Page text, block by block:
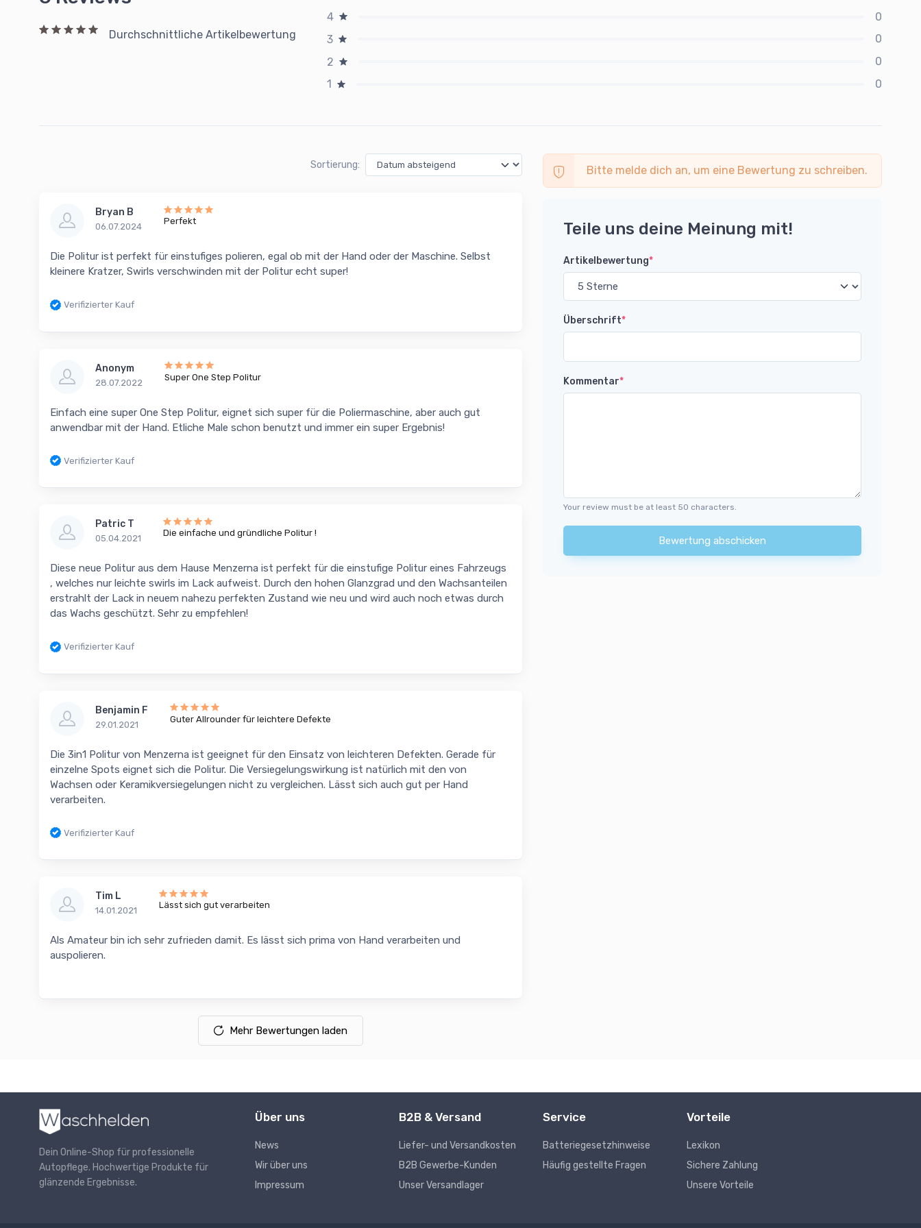
Durchschnittliche Artikelbewertung
4
0
3
0
2
0
1
0
Sortierung:
Bryan B
06.07.2024
Perfekt
Die Politur ist perfekt für einstufiges polieren, egal ob mit der Hand oder der Maschine. Selbst
kleinere Kratzer, Swirls verschwinden mit der Politur echt super!
Verifizierter Kauf
Anonym
28.07.2022
Super One Step Politur
Einfach eine super One Step Politur, eignet sich super für die Poliermaschine, aber auch gut
anwendbar mit der Hand. Etliche Male schon benutzt und immer ein super Ergebnis!
Verifizierter Kauf
Patric T
05.04.2021
Die einfache und gründliche Politur !
Diese neue Politur aus dem Hause Menzerna ist perfekt für die einstufige Politur eines Fahrzeugs
, welches nur leichte swirls im Lack aufweist. Durch den hohen Glanzgrad und den Wachsanteilen
erstrahlt der Lack in neuem nahezu perfekten Zustand wie neu und wird auch noch etwas durch
das Wachs geschützt. Sehr zu empfehlen!
Verifizierter Kauf
Benjamin F
29.01.2021
Guter Allrounder für leichtere Defekte
Die 3in1 Politur von Menzerna ist geeignet für den Einsatz von leichteren Defekten. Gerade für
einzelne Spots eignet sich die Politur. Die Versiegelungswirkung ist natürlich mit den von
Wachsen oder Keramikversiegelungen nicht zu vergleichen. Lässt sich auch gut per Hand
verarbeiten.
Verifizierter Kauf
Tim L
14.01.2021
Lässt sich gut verarbeiten
Als Amateur bin ich sehr zufrieden damit. Es lässt sich prima von Hand verarbeiten und
auspolieren.
Mehr Bewertungen laden
Bitte melde dich an, um eine Bewertung zu schreiben.
Teile uns deine Meinung mit!
Artikelbewertung*
Überschrift*
Kommentar*
Your review must be at least 50 characters.
Bewertung abschicken
Dein Online-Shop für professionelle
Autopflege. Hochwertige Produkte für
glänzende Ergebnisse.
Über uns
News
Wir über uns
Impressum
B2B & Versand
Liefer- und Versandkosten
B2B Gewerbe-Kunden
Unser Versandlager
Service
Batteriegesetzhinweise
Häufig gestellte Fragen
Vorteile
Lexikon
Sichere Zahlung
Unsere Vorteile